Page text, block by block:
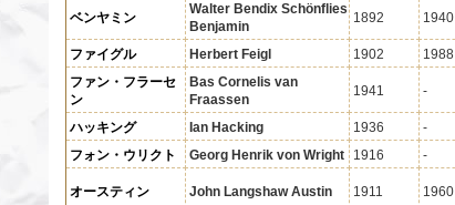
ベンヤミン
Walter Bendix Schönflies
Benjamin
1892 1940
ファイグル Herbert Feigl 1902 1988
ファン・フラーセ
ン
Bas Cornelis van
Fraassen
1941 -
ハッキング Ian Hacking 1936 -
フォン・ウリクト
Georg Henrik von Wright 1916 -
オースティン John Langshaw Austin 1911 1960